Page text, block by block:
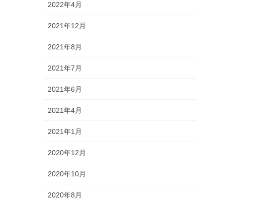
2022年4月
2021年12月
2021年8月
2021年7月
2021年6月
2021年4月
2021年1月
2020年12月
2020年10月
2020年8月